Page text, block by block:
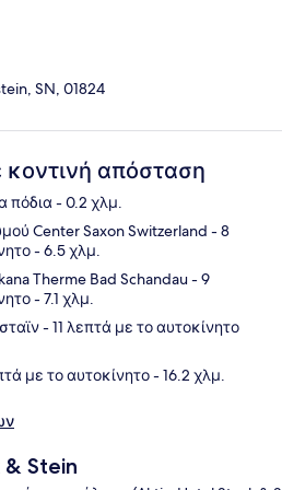
SN, 01824
κοντινή απόσταση
πόδια - 0.2 χλμ.
Center Saxon Switzerland - 8
- 6.5 χλμ.
Therme Bad Schandau- 9
- 7.1 χλμ.
- 11 λεπτά με το αυτοκίνητο
με το αυτοκίνητο- 16.2 χλμ.
Stein